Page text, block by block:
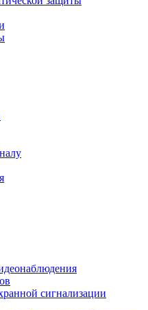
сигнализации